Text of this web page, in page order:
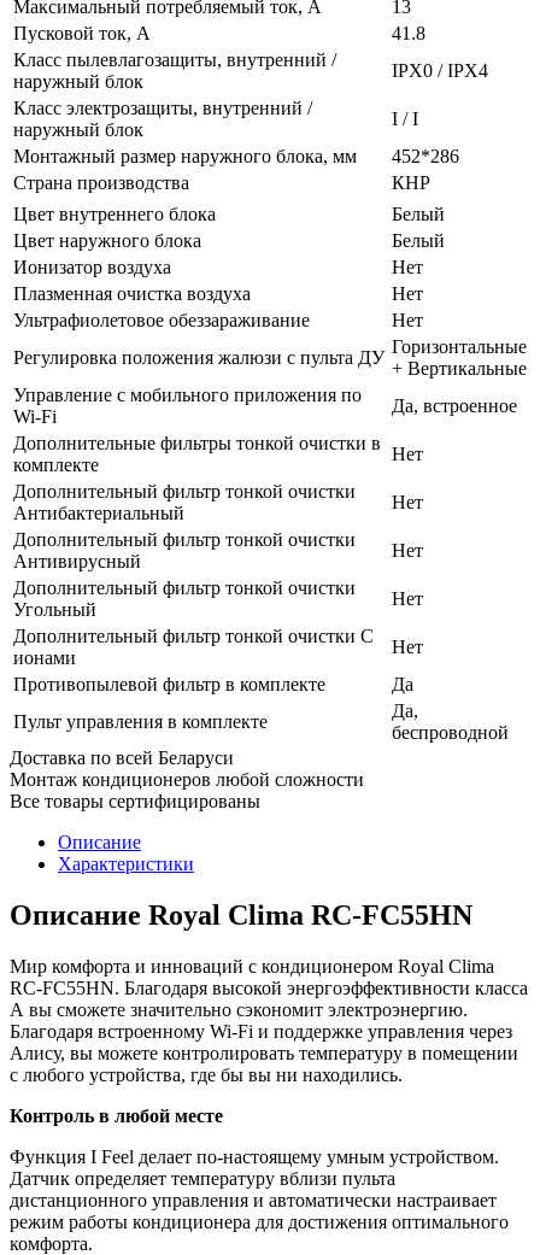
Максимальный потребляемый ток, А
13
Пусковой ток, А
41.8
Класс пылевлагозащиты, внутренний /
наружный блок
IPX0 / IPX4
Класс электрозащиты, внутренний /
наружный блок
I / I
Монтажный размер наружного блока, мм
452*286
Страна производства
КНР
Цвет внутреннего блока
Белый
Цвет наружного блока
Белый
Ионизатор воздуха
Нет
Плазменная очистка воздуха
Нет
Ультрафиолетовое обеззараживание
Нет
Регулировка положения жалюзи с пульта ДУ
Горизонтальные
+ Вертикальные
Управление c мобильного приложения по
Wi-Fi
Да, встроенное
Дополнительные фильтры тонкой очистки в
комплекте
Нет
Дополнительный фильтр тонкой очистки
Антибактериальный
Нет
Дополнительный фильтр тонкой очистки
Антивирусный
Нет
Дополнительный фильтр тонкой очистки
Угольный
Нет
Дополнительный фильтр тонкой очистки С
ионами
Нет
Противопылевой фильтр в комплекте
Да
Пульт управления в комплекте
Да,
беспроводной
Доставка по всей Беларуси
Монтаж кондиционеров любой сложности
Все товары сертифицированы
Описание
Характеристики
Описание Royal Clima RC-FC55HN
Мир комфорта и инноваций с кондиционером Royal Clima
RC-FC55HN. Благодаря высокой энергоэффективности класса
А вы сможете значительно сэкономит электроэнергию.
Благодаря встроенному Wi-Fi и поддержке управления через
Алису, вы можете контролировать температуру в помещении
с любого устройства, где бы вы ни находились.
Контроль в любой месте
Функция I Feel делает по-настоящему умным устройством.
Датчик определяет температуру вблизи пульта
дистанционного управления и автоматически настраивает
режим работы кондиционера для достижения оптимального
комфорта.